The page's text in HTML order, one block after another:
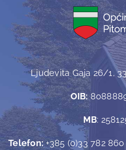
Ljudevita Gaja 26/1,
OIB:
MB:
Telefon:+385 (0)33 782